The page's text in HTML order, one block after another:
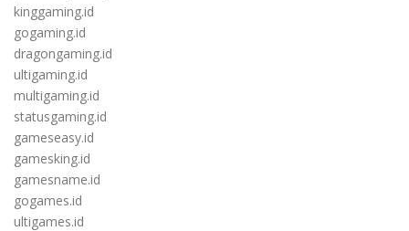
kinggaming.id
gogaming.id
dragongaming.id
ultigaming.id
multigaming.id
statusgaming.id
gameseasy.id
gamesking.id
gamesname.id
gogames.id
ultigames.id